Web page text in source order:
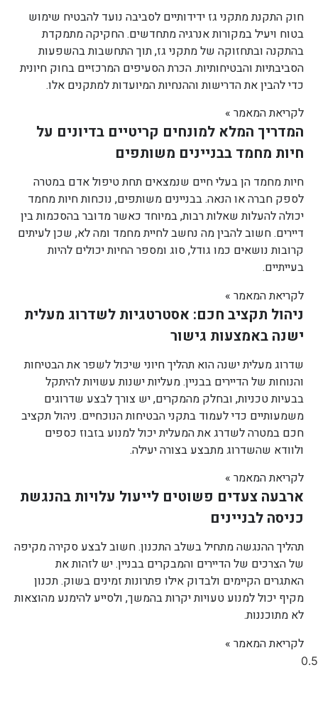
חוק התקנת מתקני גז ידידותיים לסביבה נועד להבטיח שימוש
בטוח ויעיל במקורות אנרגיה מתחדשים. החקיקה מתמקדת
בהתקנה ובתחזוקה של מתקני גז, תוך התחשבות בהשפעות
הסביבתיות והבטיחותיות. הכרת הסעיפים המרכזיים בחוק חיונית
כדי להבין את הדרישות וההנחיות המיועדות למתקנים אלו.
לקריאת המאמר »
המדריך המלא למונחים קריטיים בדיונים על
חיות מחמד בבניינים משותפים
חיות מחמד הן בעלי חיים שנמצאים תחת טיפול אדם במטרה
לספק חברה או הנאה. בבניינים משותפים, נוכחות חיות מחמד
יכולה להעלות שאלות רבות, במיוחד כאשר מדובר בהסכמות בין
דיירים. חשוב להבין מה נחשב לחיית מחמד ומה לא, שכן לעיתים
קרובות נושאים כמו גודל, סוג ומספר החיות יכולים להיות
בעייתיים.
לקריאת המאמר »
ניהול תקציב חכם: אסטרטגיות לשדרוג מעלית
ישנה באמצעות גישור
שדרוג מעלית ישנה הוא תהליך חיוני שיכול לשפר את הבטיחות
והנוחות של הדיירים בבניין. מעליות ישנות עשויות להיתקל
בבעיות טכניות, ובחלק מהמקרים, יש צורך לבצע שדרוגים
משמעותיים כדי לעמוד בתקני הבטיחות הנוכחיים. ניהול תקציב
חכם במטרה לשדרג את המעלית יכול למנוע בזבוז כספים
ולוודא שהשדרוג מתבצע בצורה יעילה.
לקריאת המאמר »
ארבעה צעדים פשוטים לייעול עלויות בהנגשת
כניסה לבניינים
תהליך ההנגשה מתחיל בשלב התכנון. חשוב לבצע סקירה מקיפה
של הצרכים של הדיירים והמבקרים בבניין. יש לזהות את
האתגרים הקיימים ולבדוק אילו פתרונות זמינים בשוק. תכנון
מקיף יכול למנוע טעויות יקרות בהמשך, ולסייע להימנע מהוצאות
לא מתוכננות.
לקריאת המאמר »